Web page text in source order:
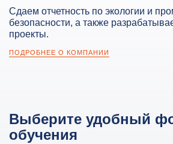
Сдаем отчетность по экологии и
безопасности, а также
проекты.
ПОДРОБНЕЕ О КОМПАНИИ
Выберите удобный
обучения